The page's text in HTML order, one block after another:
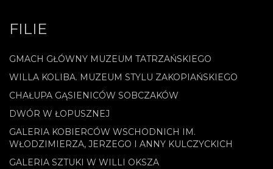
FILIE
GMACH GŁÓWNY MUZEUM TATRZAŃSKIEGO
WILLA KOLIBA. MUZEUM STYLU ZAKOPIAŃSKIEGO
CHAŁUPA GĄSIENICÓW SOBCZAKÓW
DWÓR W ŁOPUSZNEJ
GALERIA KOBIERCÓW WSCHODNICH IM.
WŁODZIMIERZA, JERZEGO I ANNY KULCZYCKICH
GALERIA SZTUKI W WILLI OKSZA